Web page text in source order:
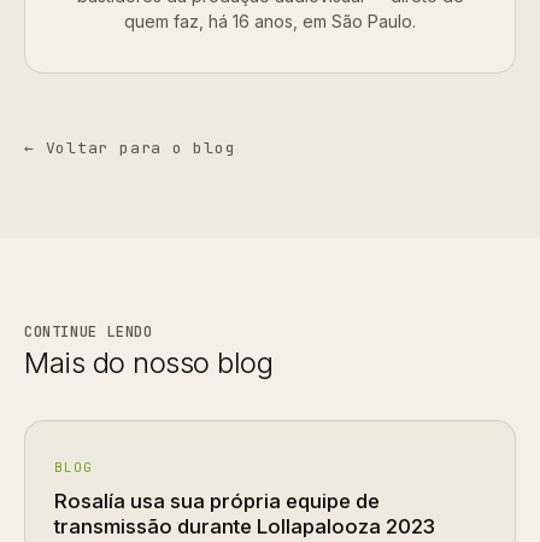
quem faz, há 16 anos, em São Paulo.
← Voltar para o blog
CONTINUE LENDO
Mais do nosso blog
BLOG
Rosalía usa sua própria equipe de
transmissão durante Lollapalooza 2023